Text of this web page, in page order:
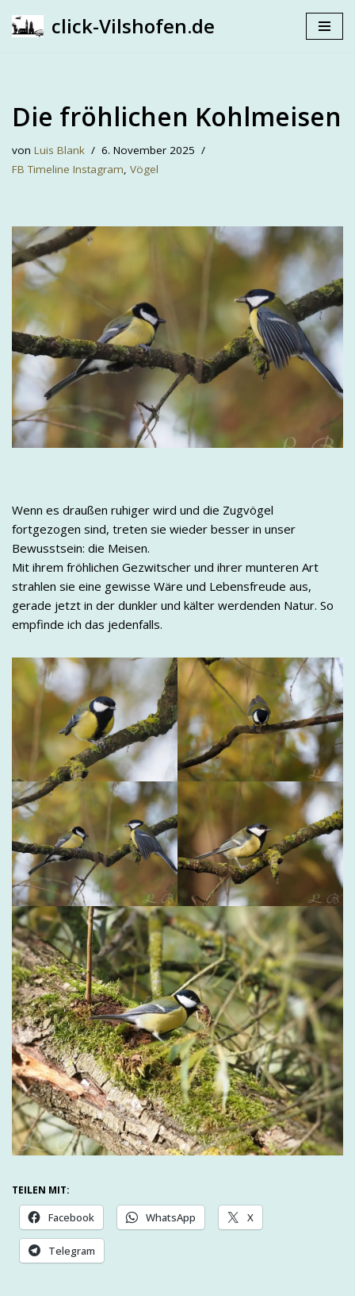
click-Vilshofen.de
Die fröhlichen Kohlmeisen
von Luis Blank
6. November 2025
FB Timeline Instagram, Vögel
Wenn es draußen ruhiger wird und die Zugvögel
fortgezogen sind, treten sie wieder besser in unser
Bewusstsein: die Meisen.
Mit ihrem fröhlichen Gezwitscher und ihrer munteren Art
strahlen sie eine gewisse Wäre und Lebensfreude aus,
gerade jetzt in der dunkler und kälter werdenden Natur. So
empfinde ich das jedenfalls.
TEILEN MIT:
Facebook WhatsApp X
Telegram